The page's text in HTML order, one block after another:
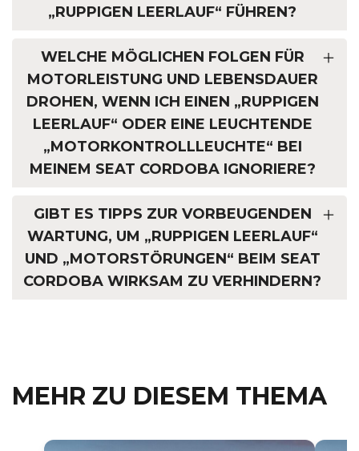
„RUPPIGEN LEERLAUF“ FÜHREN?
WELCHE MÖGLICHEN FOLGEN FÜR
MOTORLEISTUNG UND LEBENSDAUER
DROHEN, WENN ICH EINEN „RUPPIGEN
LEERLAUF“ ODER EINE LEUCHTENDE
„MOTORKONTROLLLEUCHTE“ BEI
MEINEM SEAT CORDOBA IGNORIERE?
GIBT ES TIPPS ZUR VORBEUGENDEN
WARTUNG, UM „RUPPIGEN LEERLAUF“
UND „MOTORSTÖRUNGEN“ BEIM SEAT
CORDOBA WIRKSAM ZU VERHINDERN?
MEHR ZU DIESEM THEMA